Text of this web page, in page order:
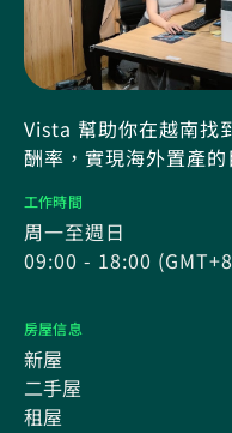
Vista 幫助你在越南找
酬率，實現海外置產的
工作時間
周一至週日
09:00 - 18:00
房屋信息
新屋
二手屋
租屋